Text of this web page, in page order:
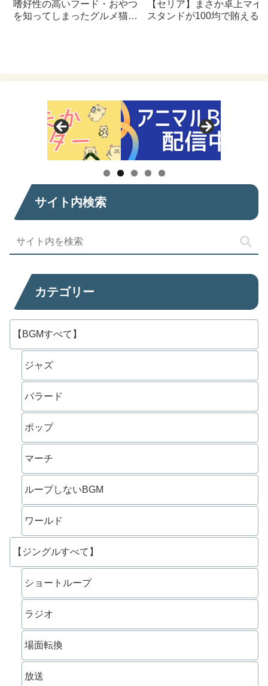
嗜好性の高いフード・おやつ
を知ってしまったグルメ猫の
【セリア】まさか卓上マイ
スタンドが100均で賄えるな
サイト内検索
カテゴリー
【BGMすべて】
ジャズ
バラード
ポップ
マーチ
ループしないBGM
ワールド
【ジングルすべて】
ショートループ
ラジオ
場面転換
放送